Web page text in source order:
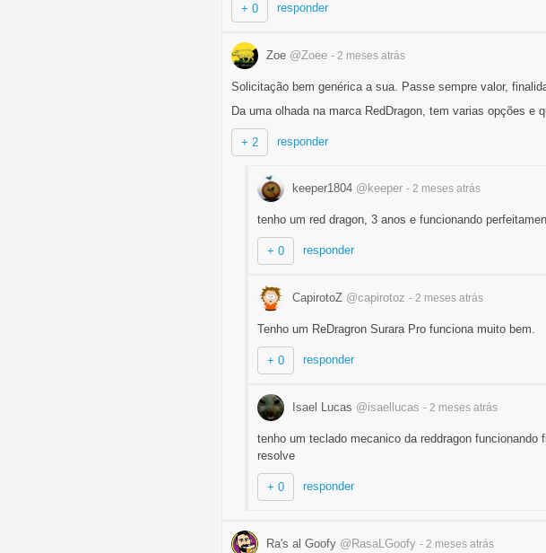
+ 0 responder
Zoe @Zoee - 2 meses atrás
Solicitação bem genérica a sua. Passe sempre valor,
Da uma olhada na marca RedDragon, tem varias opções e
+ 2 responder
keeper1804 @keeper - 2 meses atrás
tenho um red dragon, 3 anos e funcionando
+ 0 responder
CapirotoZ @capirotoz - 2 meses atrás
Tenho um ReDragron Surara Pro funciona muito bem.
+ 0 responder
Isael Lucas @isaellucas - 2 meses atrás
tenho um teclado mecanico da reddragon
resolve
+ 0 responder
Ra's al Goofy @RasaLGoofy - 2 meses atrás